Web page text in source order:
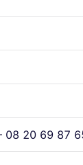
08 20 69 87